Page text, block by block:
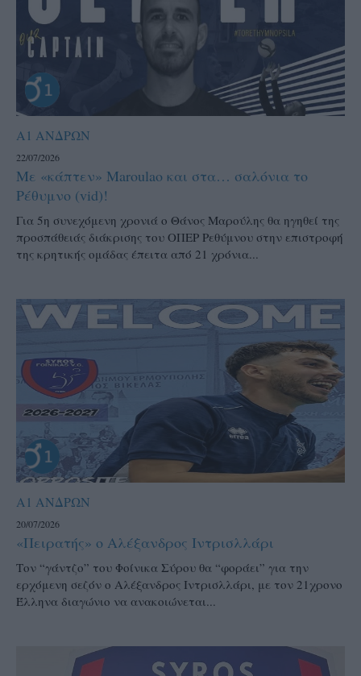
Α1 ΑΝΔΡΩΝ
22/07/2026
Με «κάπτεν» Maroulao και στα… σαλόνια το
Ρέθυμνο (vid)!
Για 5η συνεχόμενη χρονιά ο Θάνος Μαρούλης θα ηγηθεί της
προσπάθειάς διάκρισης του ΟΠΕΡ Ρεθύμνου στην επιστροφή
της κρητικής ομάδας έπειτα από 21 χρόνια...
Α1 ΑΝΔΡΩΝ
20/07/2026
«Πειρατής» ο Αλέξανδρος Ιντρισλλάρι
Τον “γάντζο” του Φοίνικα Σύρου θα “φοράει” για την
ερχόμενη σεζόν ο Αλέξανδρος Ιντρισλλάρι, με τον 21χρονο
Έλληνα διαγώνιο να ανακοιώνεται...